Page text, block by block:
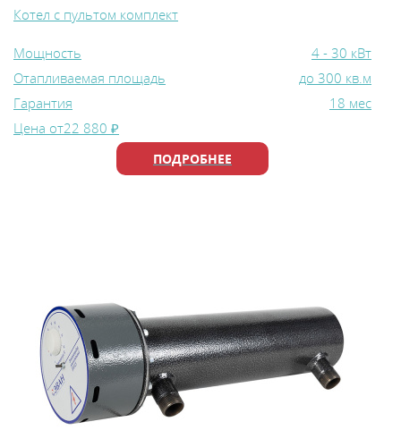
Котел с пультом комплект
Мощность
4 - 30 кВт
Отапливаемая площадь
до 300 кв.м
Гарантия
18 мес
Цена от22 880 ₽
ПОДРОБНЕЕ